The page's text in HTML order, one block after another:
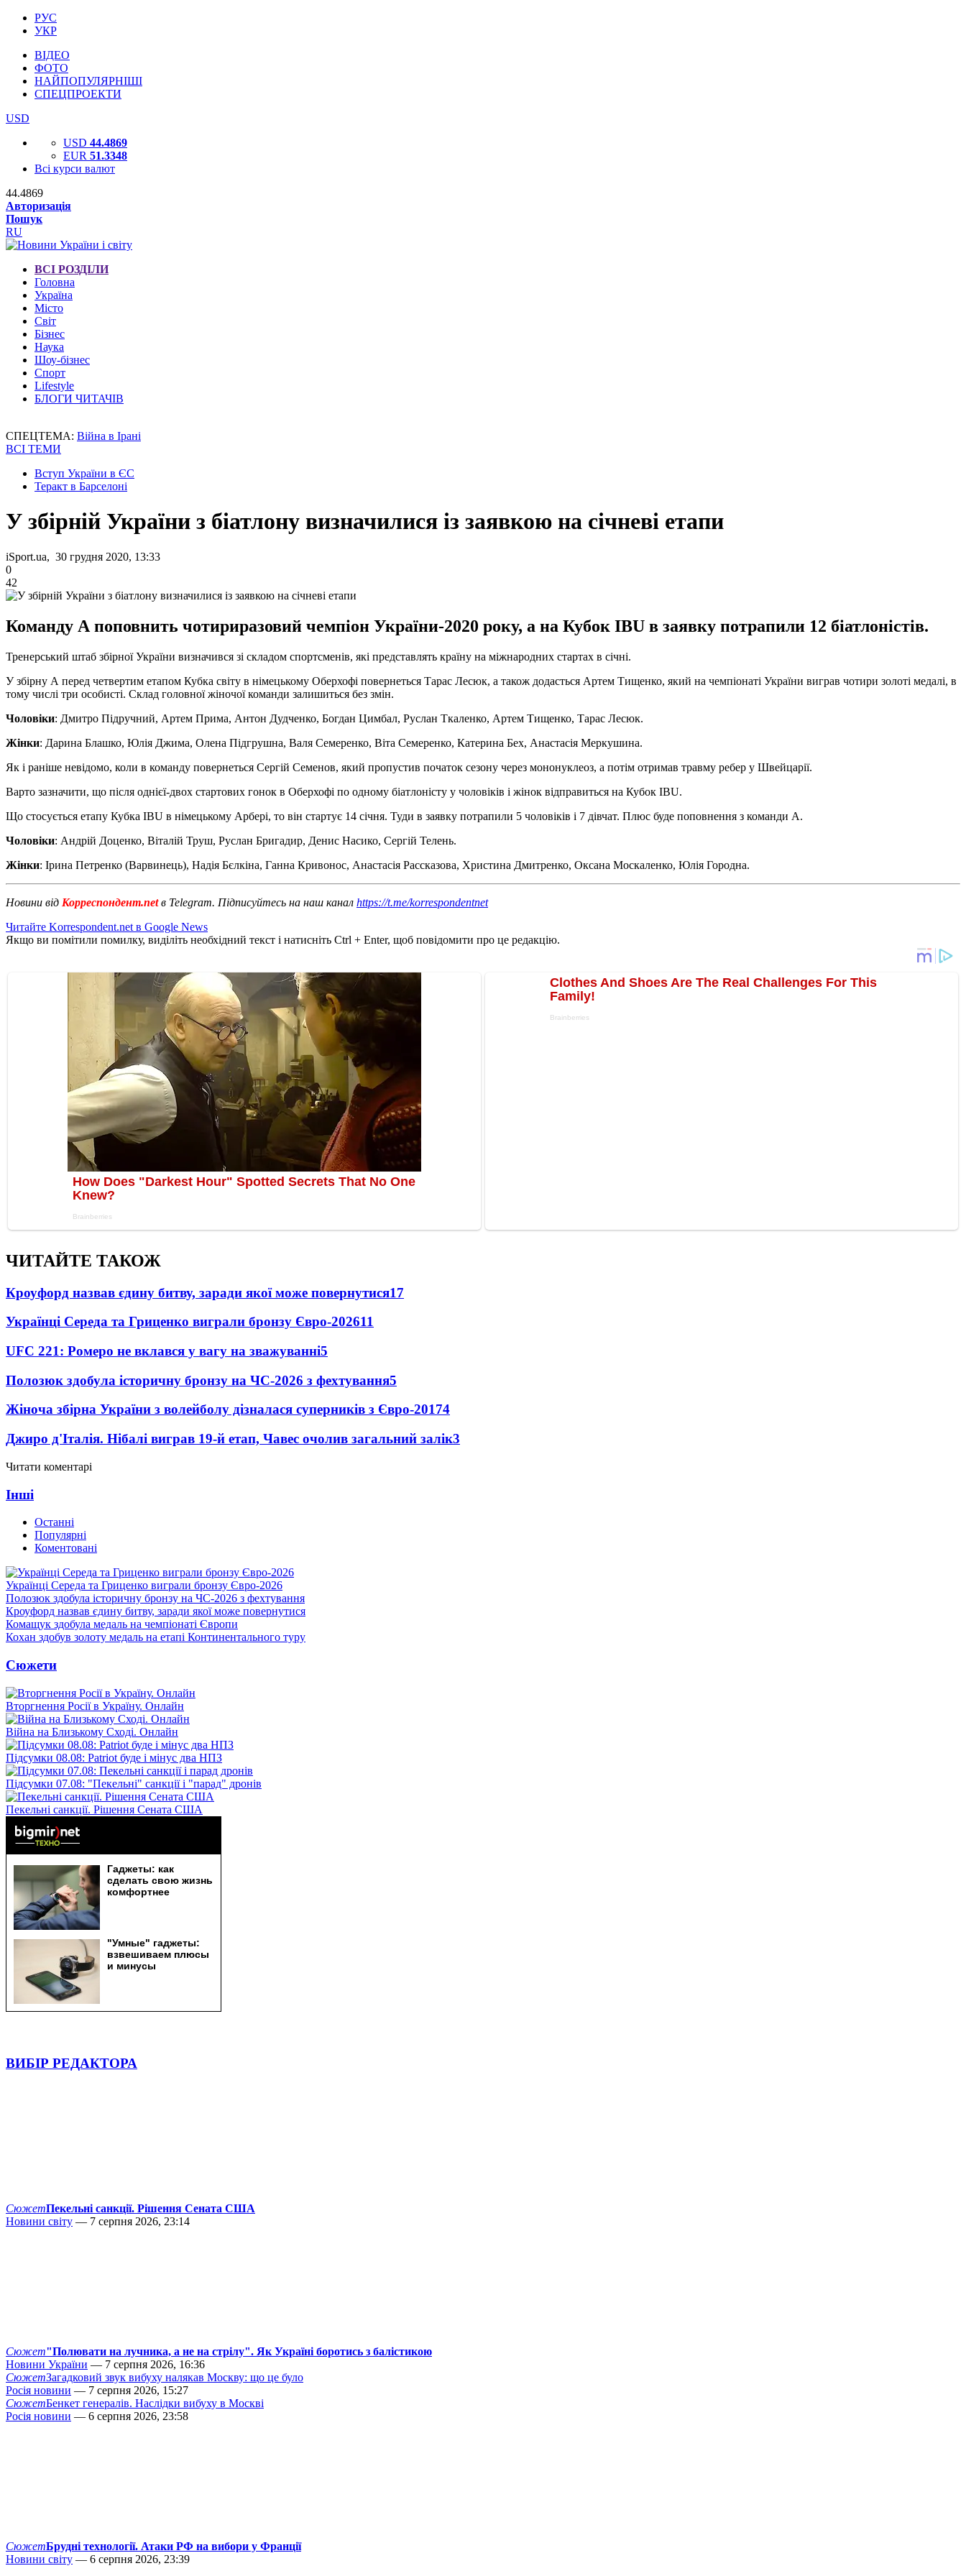
РУС
УКР
ВІДЕО
ФОТО
НАЙПОПУЛЯРНІШІ
СПЕЦПРОЕКТИ
USD
USD 44.4869
EUR 51.3348
Всі курси валют
44.4869
Авторизація
Пошук
RU
ВСІ РОЗДІЛИ
Головна
Україна
Місто
Світ
Бізнес
Наука
Шоу-бізнес
Спорт
Lifestyle
БЛОГИ ЧИТАЧІВ
СПЕЦТЕМА: Війна в Ірані
ВСІ ТЕМИ
Вступ України в ЄС
Теракт в Барселоні
У збірній України з біатлону визначилися із заявкою на січневі етапи
iSport.ua, 30 грудня 2020, 13:33
0
42
Команду А поповнить чотириразовий чемпіон України-2020 року, а на Кубок IBU в заявку потрапили 12 біатлоністів.
Тренерський штаб збірної України визначився зі складом спортсменів, які представлять країну на міжнародних стартах в січні.
У збірну А перед четвертим етапом Кубка світу в німецькому Оберхофі повернеться Тарас Лесюк, а також додасться Артем Тищенко, який на чемпіонаті України виграв чотири золоті медалі, в
тому числі три особисті. Склад головної жіночої команди залишиться без змін.
Чоловіки: Дмитро Підручний, Артем Прима, Антон Дудченко, Богдан Цимбал, Руслан Ткаленко, Артем Тищенко, Тарас Лесюк.
Жінки: Дарина Блашко, Юлія Джима, Олена Підгрушна, Валя Семеренко, Віта Семеренко, Катерина Бех, Анастасія Меркушина.
Як і раніше невідомо, коли в команду повернеться Сергій Семенов, який пропустив початок сезону через мононуклеоз, а потім отримав травму ребер у Швейцарії.
Варто зазначити, що після однієї-двох стартових гонок в Оберхофі по одному біатлоністу у чоловіків і жінок відправиться на Кубок IBU.
Що стосується етапу Кубка IBU в німецькому Арбері, то він стартує 14 січня. Туди в заявку потрапили 5 чоловіків і 7 дівчат. Плюс буде поповнення з команди А.
Чоловіки: Андрій Доценко, Віталій Труш, Руслан Бригадир, Денис Насико, Сергій Телень.
Жінки: Ірина Петренко (Варвинець), Надія Бєлкіна, Ганна Кривонос, Анастасія Рассказова, Христина Дмитренко, Оксана Москаленко, Юлія Городна.
Новини від Корреспондент.netв Telegram. Підписуйтесь на наш канал https://t.me/korrespondentnet
Читайте Korrespondent.net в Google News
Якщо ви помітили помилку, виділіть необхідний текст і натисніть Ctrl + Enter, щоб повідомити про це редакцію.
ЧИТАЙТЕ ТАКОЖ
Кроуфорд назвав єдину битву, заради якої може повернутися17
Українці Середа та Гриценко виграли бронзу Євро-202611
UFC 221: Ромеро не вклався у вагу на зважуванні5
Полозюк здобула історичну бронзу на ЧС-2026 з фехтування5
Жіноча збірна України з волейболу дізналася суперників з Євро-20174
Джиро д'Італія. Нібалі виграв 19-й етап, Чавес очолив загальний залік3
Читати коментарі
Інші
Останні
Популярні
Коментовані
Українці Середа та Гриценко виграли бронзу Євро-2026
Полозюк здобула історичну бронзу на ЧС-2026 з фехтування
Кроуфорд назвав єдину битву, заради якої може повернутися
Комащук здобула медаль на чемпіонаті Європи
Кохан здобув золоту медаль на етапі Континентального туру
Сюжети
Вторгнення Росії в Україну. Онлайн
Війна на Близькому Сході. Онлайн
Підсумки 08.08: Patriot буде і мінус два НПЗ
Підсумки 07.08: "Пекельні" санкції і "парад" дронів
Пекельні санкції. Рішення Сената США
ВИБІР РЕДАКТОРА
СюжетПекельні санкції. Рішення Сената США
Новини світу — 7 серпня 2026, 23:14
Сюжет"Полювати на лучника, а не на стрілу". Як Україні боротись з балістикою
Новини України — 7 серпня 2026, 16:36
СюжетЗагадковий звук вибуху налякав Москву: що це було
Росія новини — 7 серпня 2026, 15:27
СюжетБенкет генералів. Наслідки вибуху в Москві
Росія новини — 6 серпня 2026, 23:58
СюжетБрудні технології. Атаки РФ на вибори у Франції
Новини світу — 6 серпня 2026, 23:39